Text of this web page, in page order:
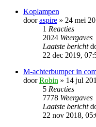
Koplampen
dooraspire » 24 mei
1 Reacties
2024 Weergaves
Laatste bericht
22 dec 2019,
M-achterbumper in
doorRobin » 14 jul
5 Reacties
7778 Weergaves
Laatste bericht
22 nov 2018,